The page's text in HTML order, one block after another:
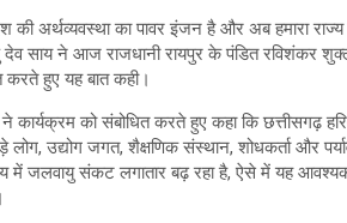
की अर्थव्यवस्था का पावर इंजन है और अब हमारा
देव साय ने आज राजधानी रायपुर के पंडित रविशंकर
करते हुए यह बात कही।
कार्यक्रम को संबोधित करते हुए कहा कि छत्तीसगढ़
उद्योग जगत, शैक्षणिक संस्थान, शोधकर्ता और
में जलवायु संकट लगातार बढ़ रहा है, ऐसे में यह